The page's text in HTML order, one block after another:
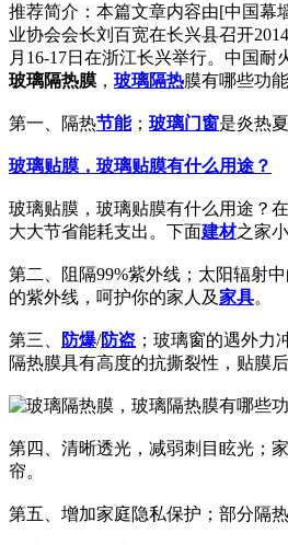
推荐简介：本篇文章内容由[中国
业协会会长刘百宽在长兴县召开
月16-17日在浙江长兴举行。中国耐
玻璃隔热膜 ， 玻璃隔热膜有哪些功
第一、隔热节能； 玻璃门窗是炎热
玻璃贴膜，玻璃贴膜有什么用途？
玻璃贴膜，玻璃贴膜有什么用途？
大大节省能耗支出。下面建材之家
第二、阻隔99%紫外线；太阳辐射
的紫外线，呵护你的家人及家具。
第三、 防爆/防盗 ；玻璃窗的遇外
隔热膜具有高度的抗撕裂性，贴膜
第四、清晰透光，减弱刺目眩光；
帘。
第五、增加家庭隐私保护；部分隔